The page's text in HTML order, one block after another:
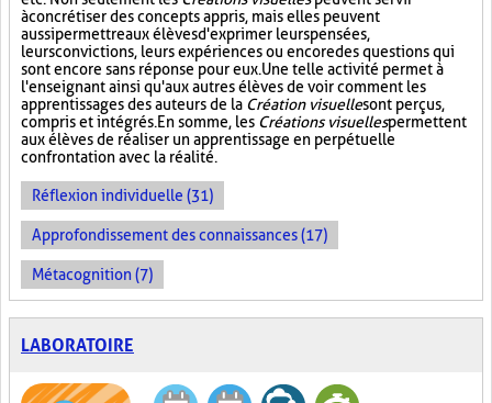
à concrétiser des concepts appris, mais elles peuvent
aussi permettre aux élèves d'exprimer leurs pensées,
leurs convictions, leurs expériences ou encore des questions qui
sont encore sans réponse pour eux. Une telle activité permet à
l'enseignant ainsi qu'aux autres élèves de voir comment les
apprentissages des auteurs de la Création visuellesont perçus,
compris et intégrés. En somme, les Créations visuellespermettent
aux élèves de réaliser un apprentissage en perpétuelle
confrontation avec la réalité.
Réflexion individuelle (31)
Approfondissement des connaissances (17)
Métacognition (7)
LABORATOIRE